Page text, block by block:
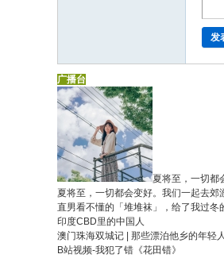
发
广播台
夏将至，一切都
夏将至，一切都会变好。我们一起去郊
直男看不懂的「堆堆袜」，给了我过冬
印度CBD里的中国人
澳门珠海双城记 | 那些漂泊他乡的年轻人
B站视频-我犯了错《花田错》